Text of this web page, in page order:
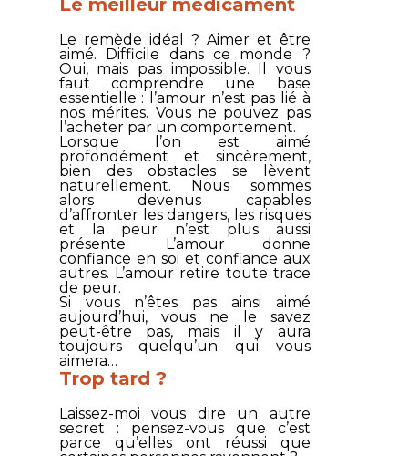
Le meilleur médicament
Le remède idéal ? Aimer et être
aimé. Difficile dans ce monde ?
Oui, mais pas impossible. Il vous
faut comprendre une base
essentielle : l’amour n’est pas lié à
nos mérites. Vous ne pouvez pas
l’acheter par un comportement.
Lorsque l’on est aimé
profondément et sincèrement,
bien des obstacles se lèvent
naturellement. Nous sommes
alors devenus capables
d’affronter les dangers, les risques
et la peur n’est plus aussi
présente. L’amour donne
confiance en soi et confiance aux
autres. L’amour retire toute trace
de peur.
Si vous n’êtes pas ainsi aimé
aujourd’hui, vous ne le savez
peut-être pas, mais il y aura
toujours quelqu’un qui vous
aimera…
Trop tard ?
Laissez-moi vous dire un autre
secret : pensez-vous que c’est
parce qu’elles ont réussi que